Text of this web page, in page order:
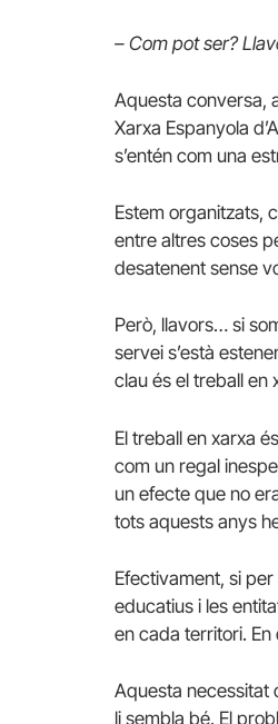
– Com pot ser?
Aquesta conversa,
Xarxa Espanyola
s’entén com una
Estem organitzats,
entre altres coses
desatenent sense
Però, llavors… si
servei s’està
clau és el treball en
El treball en xarxa
com un regal
un efecte que no
tots aquests anys
Efectivament, si
educatius i les
en cada territori.
Aquesta necessitat
li sembla bé. El